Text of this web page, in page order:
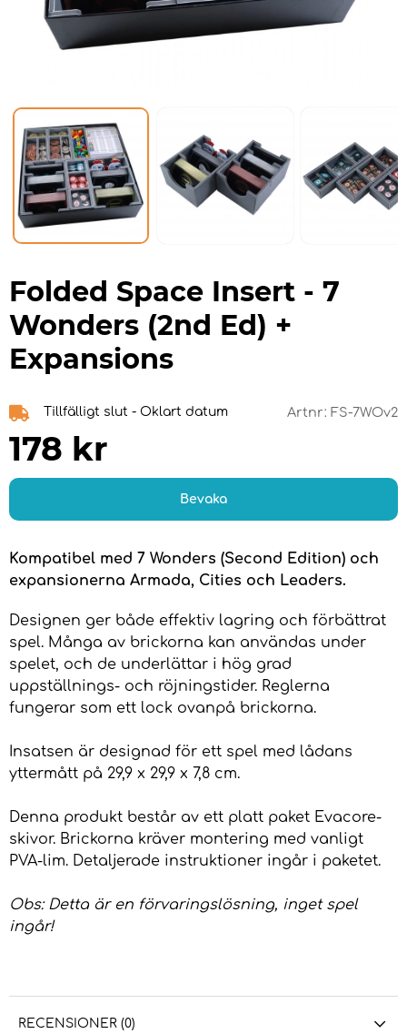
Folded Space Insert - 7
Wonders (2nd Ed) +
Expansions
Tillfälligt slut - Oklart datum Artnr: FS-7WOv2
178 kr
Bevaka
Kompatibel med 7 Wonders (Second Edition) och
expansionerna Armada, Cities och Leaders.
Designen ger både effektiv lagring och förbättrat
spel. Många av brickorna kan användas under
spelet, och de underlättar i hög grad
uppställnings- och röjningstider. Reglerna
fungerar som ett lock ovanpå brickorna.
Insatsen är designad för ett spel med lådans
yttermått på 29,9 x 29,9 x 7,8 cm.
Denna produkt består av ett platt paket Evacore-
skivor. Brickorna kräver montering med vanligt
PVA-lim. Detaljerade instruktioner ingår i paketet.
Obs: Detta är en förvaringslösning, inget spel
ingår!
RECENSIONER (0)